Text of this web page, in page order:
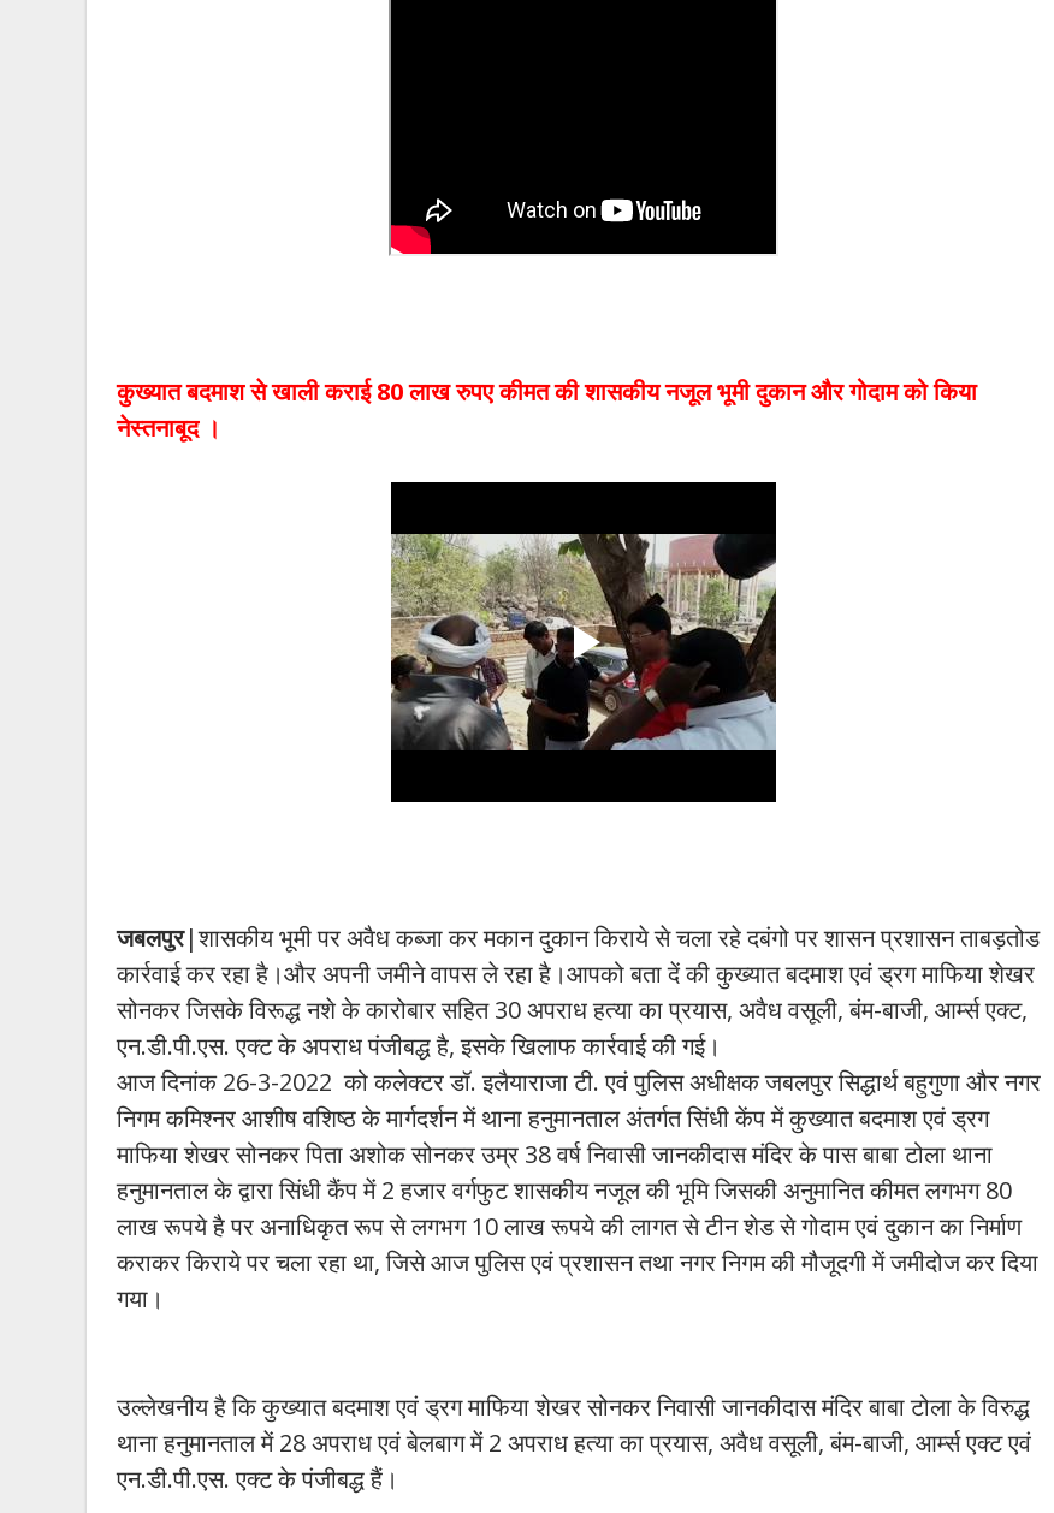
कुख्यात बदमाश से खाली कराई 80 लाख रुपए कीमत की शासकीय नजूल भूमी दुकान और गोदाम को किया
नेस्तनाबूद ।
जबलपुर|शासकीय भूमी पर अवैध कब्जा कर मकान दुकान किराये से चला रहे दबंगो पर शासन प्रशासन ताबड़तोड
कार्रवाई कर रहा है।और अपनी जमीने वापस ले रहा है।आपको बता दें की कुख्यात बदमाश एवं ड्रग माफिया शेखर
सोनकर जिसके विरूद्ध नशे के कारोबार सहित 30 अपराध हत्या का प्रयास, अवैध वसूली, बंम-बाजी, आर्म्स एक्ट,
एन.डी.पी.एस. एक्ट के अपराध पंजीबद्ध है, इसके खिलाफ कार्रवाई की गई।
आज दिनांक 26-3-2022 को कलेक्टर डॉ. इलैयाराजा टी. एवं पुलिस अधीक्षक जबलपुर सिद्धार्थ बहुगुणा और नगर
निगम कमिश्नर आशीष वशिष्ठ के मार्गदर्शन में थाना हनुमानताल अंतर्गत सिंधी केंप में कुख्यात बदमाश एवं ड्रग
माफिया शेखर सोनकर पिता अशोक सोनकर उम्र 38 वर्ष निवासी जानकीदास मंदिर के पास बाबा टोला थाना
हनुमानताल के द्वारा सिंधी कैंप में 2 हजार वर्गफुट शासकीय नजूल की भूमि जिसकी अनुमानित कीमत लगभग 80
लाख रूपये है पर अनाधिकृत रूप से लगभग 10 लाख रूपये की लागत से टीन शेड से गोदाम एवं दुकान का निर्माण
कराकर किराये पर चला रहा था, जिसे आज पुलिस एवं प्रशासन तथा नगर निगम की मौजूदगी में जमीदोज कर दिया
गया।
उल्लेखनीय है कि कुख्यात बदमाश एवं ड्रग माफिया शेखर सोनकर निवासी जानकीदास मंदिर बाबा टोला के विरुद्ध
थाना हनुमानताल में 28 अपराध एवं बेलबाग में 2 अपराध हत्या का प्रयास, अवैध वसूली, बंम-बाजी, आर्म्स एक्ट एवं
एन.डी.पी.एस. एक्ट के पंजीबद्ध हैं।